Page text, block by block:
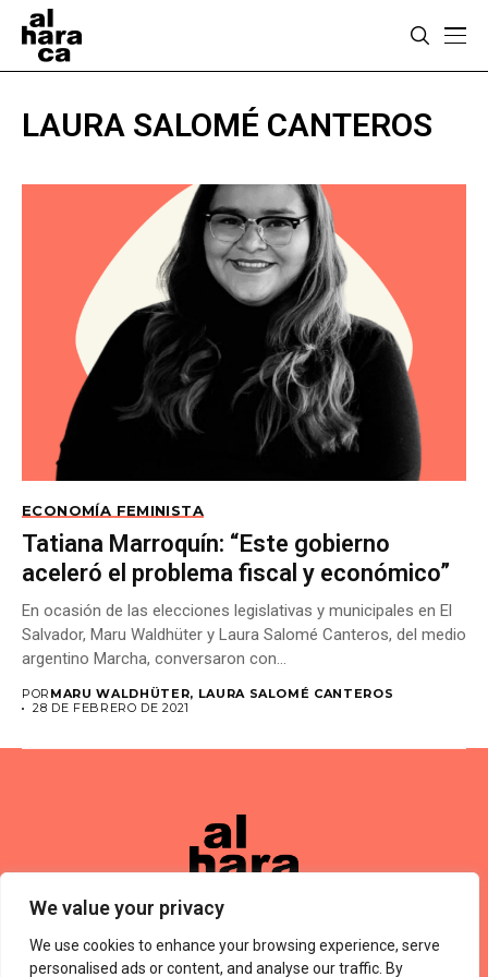
We value your privacy
We use cookies to enhance your browsing experience, serve
personalised ads or content, and analyse our traffic. By
LAURA SALOMÉ CANTEROS
ECONOMÍA FEMINISTA
Tatiana Marroquín: “Este gobierno
aceleró el problema fiscal y económico”
En ocasión de las elecciones legislativas y municipales en El
Salvador, Maru Waldhüter y Laura Salomé Canteros, del medio
argentino Marcha, conversaron con...
POR MARU WALDHÜTER, LAURA SALOMÉ CANTEROS
28 DE FEBRERO DE 2021
Términos De UsoAbout UsPolítica De Privacidad
Private PolicyForums